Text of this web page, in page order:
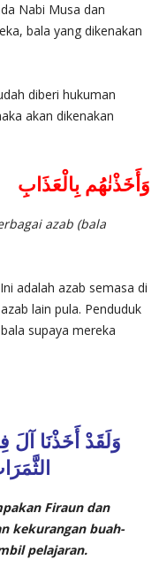
Nabi Musa dan
bala yang dikenakan
diberi hukuman
akan dikenakan
‎وَأَخَذْنٰهُم بِالْعَذَابِ
azab (bala
adalah azab semasa di
lain pula. Penduduk
supaya mereka
Firaun dan
kekurangan buah-
pelajaran.